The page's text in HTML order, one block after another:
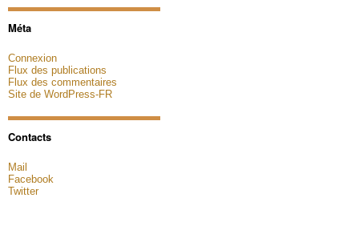
Méta
Connexion
Flux des publications
Flux des commentaires
Site de WordPress-FR
Contacts
Mail
Facebook
Twitter